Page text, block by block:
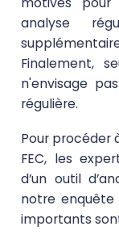
analyse
Finalement,
n'envisage
régulière.
Pour procéder
FEC, les
d’un outil
notre
importants